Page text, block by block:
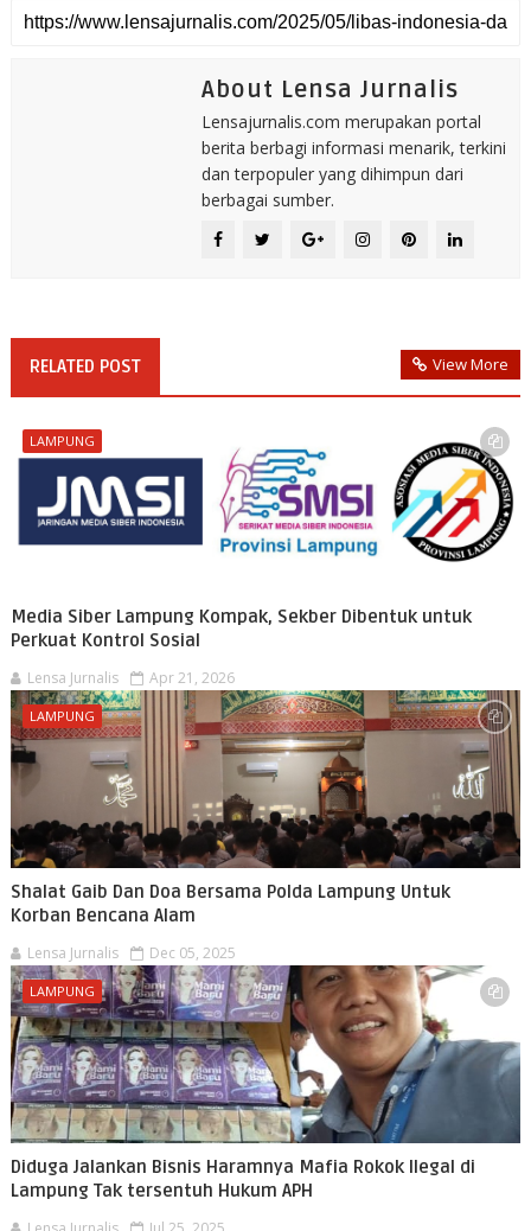
About Lensa Jurnalis
Lensajurnalis.com merupakan portal
berita berbagi informasi menarik, terkini
dan terpopuler yang dihimpun dari
berbagai sumber.
RELATED POST View More
LAMPUNG
Media Siber Lampung Kompak, Sekber Dibentuk untuk
Perkuat Kontrol Sosial
Lensa Jurnalis Apr 21, 2026
LAMPUNG
Shalat Gaib Dan Doa Bersama Polda Lampung Untuk
Korban Bencana Alam
Lensa Jurnalis Dec 05, 2025
LAMPUNG
Diduga Jalankan Bisnis Haramnya Mafia Rokok Ilegal di
Lampung Tak tersentuh Hukum APH